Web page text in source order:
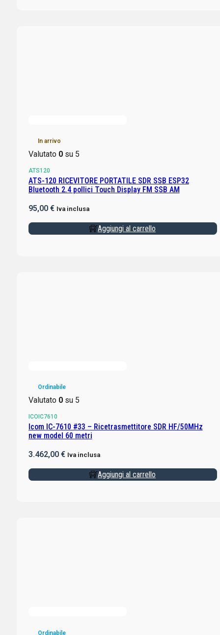
In arrivo
Valutato 0su 5
ATS120
ATS-120 RICEVITORE PORTATILE SDR SSB ESP32
Bluetooth 2.4 pollici Touch Display FM SSB AM
95,00 € Iva inclusa
Aggiungi al carrello
Ordinabile
Valutato 0su 5
ICOIC7610
Icom IC-7610 #33 – Ricetrasmettitore SDR HF/50MHz
new model 60 metri
3.462,00 € Iva inclusa
Aggiungi al carrello
Ordinabile